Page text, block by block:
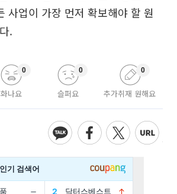
사업이 가장 먼저 확보해야 할 원
.
화나요
0
슬퍼요
0
추가취재 원해요
0